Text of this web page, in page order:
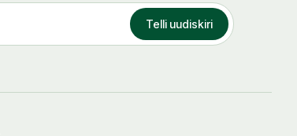
Telli uudiskiri